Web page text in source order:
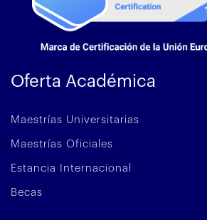
Oferta Académica
Maestrías Universitarias
Maestrías Oficiales
Estancia Internacional
Becas